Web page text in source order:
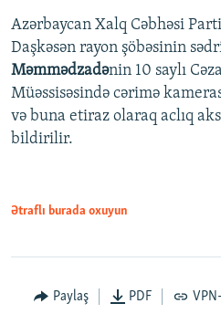
Auto 240p
720p
Azərbaycan Xalq Cəbhəsi
Daşkəsən rayon şöbəsinin
Məmmədzadənin 10 saylı
Müəssisəsində cərimə
və buna etiraz olaraq aclıq
bildirilir.
Ətraflı burada oxuyun
Paylaş PDF